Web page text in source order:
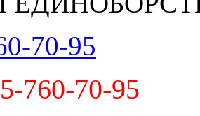
70-95
760-70-95